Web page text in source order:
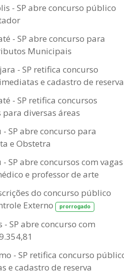
- SP abre concurso público
- SP abre concurso para
Municipais
- SP retifica concurso
e cadastro de reserva
- SP retifica concursos
diversas áreas
SP abre concurso para
e Obstetra
SP abre concursos com vagas
e professor de arte
do concurso público
Externo
prorrogado
SP abre concurso com
- SP retifica concurso
e cadastro de reserva